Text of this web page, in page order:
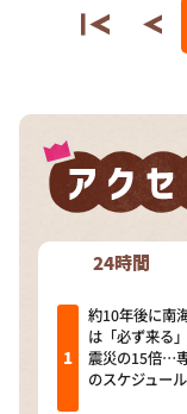
24時間
約10年後に南
は「必ず来る
震災の15倍…
のスケジュー